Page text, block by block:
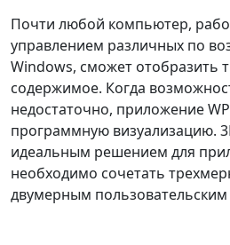
Почти любой компьютер,
управлением различных по
Windows, сможет отобразить
содержимое. Когда
недостаточно, приложение
программную визуализацию.
идеальным решением для
необходимо сочетать
двумерным